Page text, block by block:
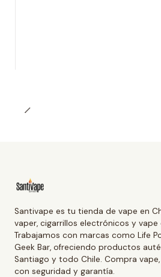
Santivape es tu tienda de vape en
vaper, cigarrillos electrónicos y vape
Trabajamos con marcas como Life
Geek Bar, ofreciendo productos
Santiago y todo Chile. Compra
con seguridad y garantía.